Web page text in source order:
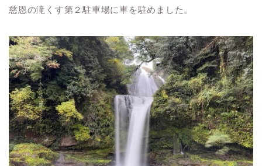
慈恩の滝くす第２駐車場に車を駐めました。